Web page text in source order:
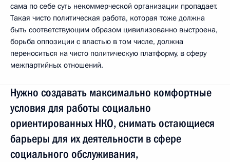
сама по себе суть некоммерческой организации пропадает.
Такая чисто политическая работа, которая тоже должна
быть соответствующим образом цивилизованно выстроена,
борьба оппозиции с властью в том числе, должна
переноситься на чисто политическую платформу, в сферу
межпартийных отношений.
Нужно создавать максимально комфортные
условия для работы социально
ориентированных НКО, снимать остающиеся
барьеры для их деятельности в сфере
социального обслуживания,